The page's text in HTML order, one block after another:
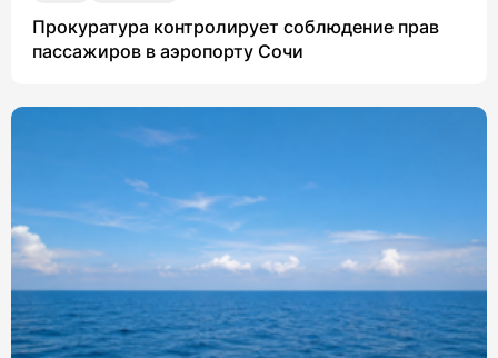
Прокуратура контролирует соблюдение прав
пассажиров в аэропорту Сочи